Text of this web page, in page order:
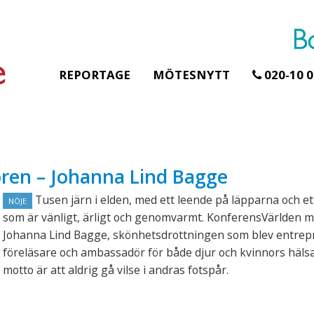
REPORTAGE MÖTESNYTT 020-10
– Johanna Lind Bagge
NÖJE
Tusen järn i elden, med ett leende på läpparna och
som är vänligt, ärligt och genomvarmt. KonferensVärlden
Johanna Lind Bagge, skönhetsdrottningen som blev
föreläsare och ambassadör för både djur och kvinnors
motto är att aldrig gå vilse i andras fotspår.
SPA & Konferens
Åhus Seaside Take
Over erbjudande
Ta över ett helt hotell. På
stranden i Åhus. För grupper
erbjuder vi en full abonnering
av Åhus Seaside SPA &
Hela
teamet –
skogen ingår
Samla teamet för två
konferensdagar med
övernattning i privat
skogsmiljö, endast